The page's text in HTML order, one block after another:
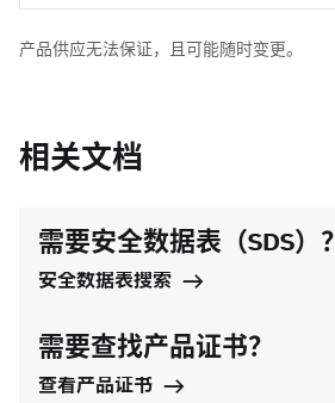
产品供应无法保证，且可能随时变更。
相关文档
需要安全数据表（SDS）？
安全数据表搜索
需要查找产品证书？
查看产品证书